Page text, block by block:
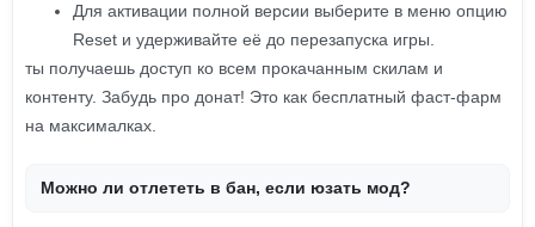
Для активации полной версии выберите в меню опцию
Reset и удерживайте её до перезапуска игры.
ты получаешь доступ ко всем прокачанным скилам и
контенту. Забудь про донат! Это как бесплатный фаст-фарм
на максималках.
Можно ли отлететь в бан, если юзать мод?